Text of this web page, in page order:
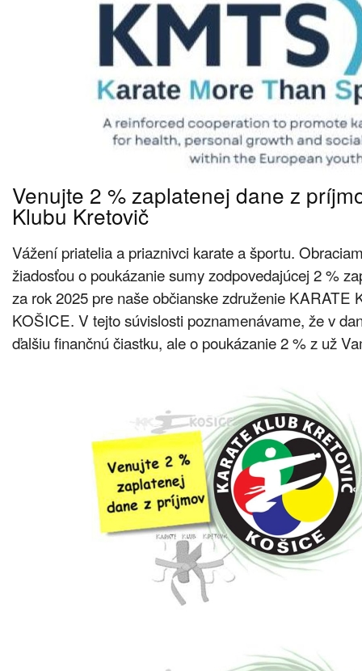
Venujte 2 % zaplatenej dane z
Klubu Kretovič
Vážení priatelia a priaznivci karate a športu.
žiadosťou o poukázanie sumy zodpovedajúcej 2 %
za rok 2025 pre naše občianske združenie KARATE
KOŠICE. V tejto súvislosti poznamenávame, že v
ďalšiu finančnú čiastku, ale o poukázanie 2 % z už